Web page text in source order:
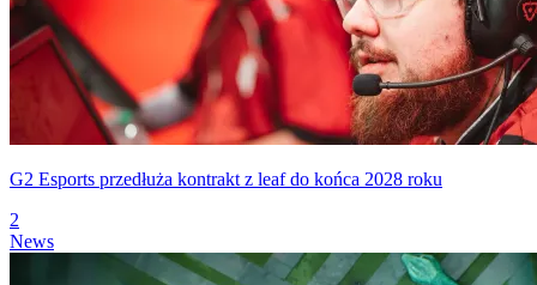
G2 Esports przedłuża kontrakt z leaf do końca 2028 roku
2
News